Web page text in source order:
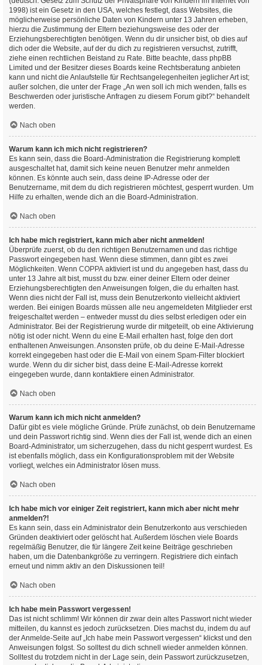
1998) ist ein Gesetz in den USA, welches festlegt, dass Websites, die
möglicherweise persönliche Daten von Kindern unter 13 Jahren erheben,
hierzu die Zustimmung der Eltern beziehungsweise des oder der
Erziehungsberechtigten benötigen. Wenn du dir unsicher bist, ob dies auf
dich oder die Website, auf der du dich zu registrieren versuchst, zutrifft,
ziehe einen rechtlichen Beistand zu Rate. Bitte beachte, dass phpBB
Limited und der Besitzer dieses Boards keine Rechtsberatung anbieten
kann und nicht die Anlaufstelle für Rechtsangelegenheiten jeglicher Art ist;
außer solchen, die unter der Frage „An wen soll ich mich wenden, falls es
Beschwerden oder juristische Anfragen zu diesem Forum gibt?“ behandelt
werden.
Nach oben
Warum kann ich mich nicht registrieren?
Es kann sein, dass die Board-Administration die Registrierung komplett
ausgeschaltet hat, damit sich keine neuen Benutzer mehr anmelden
können. Es könnte auch sein, dass deine IP-Adresse oder der
Benutzername, mit dem du dich registrieren möchtest, gesperrt wurden. Um
Hilfe zu erhalten, wende dich an die Board-Administration.
Nach oben
Ich habe mich registriert, kann mich aber nicht anmelden!
Überprüfe zuerst, ob du den richtigen Benutzernamen und das richtige
Passwort eingegeben hast. Wenn diese stimmen, dann gibt es zwei
Möglichkeiten. Wenn COPPA aktiviert ist und du angegeben hast, dass du
unter 13 Jahre alt bist, musst du bzw. einer deiner Eltern oder deiner
Erziehungsberechtigten den Anweisungen folgen, die du erhalten hast.
Wenn dies nicht der Fall ist, muss dein Benutzerkonto vielleicht aktiviert
werden. Bei einigen Boards müssen alle neu angemeldeten Mitglieder erst
freigeschaltet werden – entweder musst du dies selbst erledigen oder ein
Administrator. Bei der Registrierung wurde dir mitgeteilt, ob eine Aktivierung
nötig ist oder nicht. Wenn du eine E-Mail erhalten hast, folge den dort
enthaltenen Anweisungen. Ansonsten prüfe, ob du deine E-Mail-Adresse
korrekt eingegeben hast oder die E-Mail von einem Spam-Filter blockiert
wurde. Wenn du dir sicher bist, dass deine E-Mail-Adresse korrekt
eingegeben wurde, dann kontaktiere einen Administrator.
Nach oben
Warum kann ich mich nicht anmelden?
Dafür gibt es viele mögliche Gründe. Prüfe zunächst, ob dein Benutzername
und dein Passwort richtig sind. Wenn dies der Fall ist, wende dich an einen
Board-Administrator, um sicherzugehen, dass du nicht gesperrt wurdest. Es
ist ebenfalls möglich, dass ein Konfigurationsproblem mit der Website
vorliegt, welches ein Administrator lösen muss.
Nach oben
Ich habe mich vor einiger Zeit registriert, kann mich aber nicht mehr
anmelden?!
Es kann sein, dass ein Administrator dein Benutzerkonto aus verschieden
Gründen deaktiviert oder gelöscht hat. Außerdem löschen viele Boards
regelmäßig Benutzer, die für längere Zeit keine Beiträge geschrieben
haben, um die Datenbankgröße zu verringern. Registriere dich einfach
erneut und nimm aktiv an den Diskussionen teil!
Nach oben
Ich habe mein Passwort vergessen!
Das ist nicht schlimm! Wir können dir zwar dein altes Passwort nicht wieder
mitteilen, du kannst es jedoch zurücksetzen. Dies machst du, indem du auf
der Anmelde-Seite auf „Ich habe mein Passwort vergessen“ klickst und den
Anweisungen folgst. So solltest du dich schnell wieder anmelden können.
Solltest du trotzdem nicht in der Lage sein, dein Passwort zurückzusetzen,